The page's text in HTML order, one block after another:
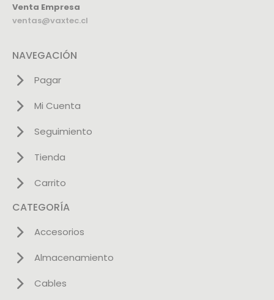
Venta Empresa
ventas@vaxtec.cl
NAVEGACIÓN
Pagar
Mi Cuenta
Seguimiento
Tienda
Carrito
CATEGORÍA
Accesorios
Almacenamiento
Cables